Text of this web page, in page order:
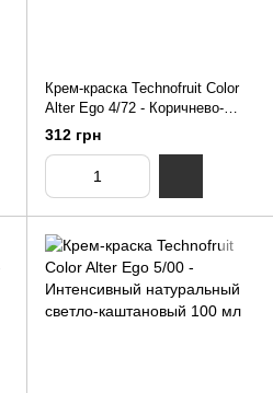
Крем-краска Technofruit Color
Alter Ego 4/72 - Коричнево-
бежевый каштановый 100 мл
312 грн